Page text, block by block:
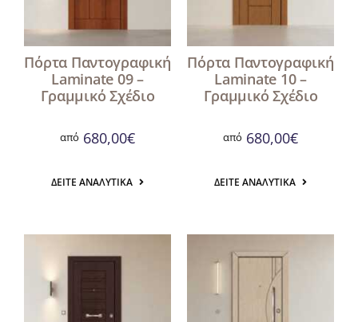
Πόρτα Παντογραφική
Laminate 09 –
Γραμμικό Σχέδιο
από 680,00€
ΔΕΊΤΕ ΑΝΑΛΥΤΙΚΆ
Πόρτα Παντογραφική
Laminate 10 –
Γραμμικό Σχέδιο
από 680,00€
ΔΕΊΤΕ ΑΝΑΛΥΤΙΚΆ